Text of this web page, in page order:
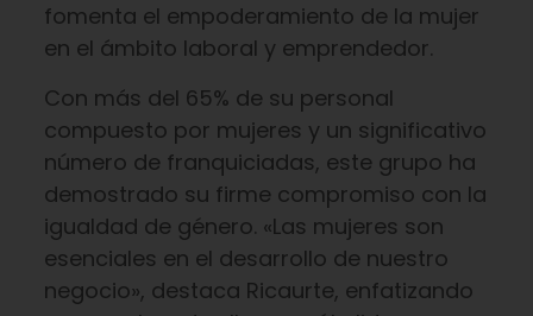
fomenta el empoderamiento de la mujer
en el ámbito laboral y emprendedor.
Con más del 65% de su personal
compuesto por mujeres y un significativo
número de franquiciadas, este grupo ha
demostrado su firme compromiso con la
igualdad de género. «Las mujeres son
esenciales en el desarrollo de nuestro
negocio», destaca Ricaurte, enfatizando